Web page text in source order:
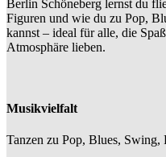
Berlin Schöneberg lernst du
Figuren und wie du zu Pop,
kannst – ideal für alle, die
Atmosphäre lieben.
Musikvielfalt
Tanzen zu Pop, Blues,